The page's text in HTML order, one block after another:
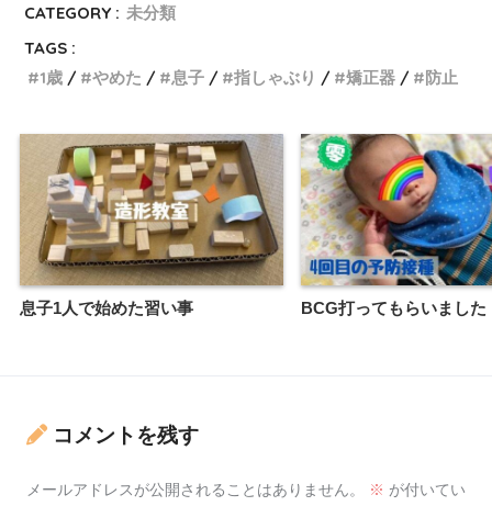
CATEGORY : 未分類
TAGS :
1歳
やめた 息子 指しゃぶり 矯正器 防止
息子1人で始めた習い事 BCG打ってもらいました
コメントを残す
メールアドレスが公開されることはありません。 ※ が付いてい